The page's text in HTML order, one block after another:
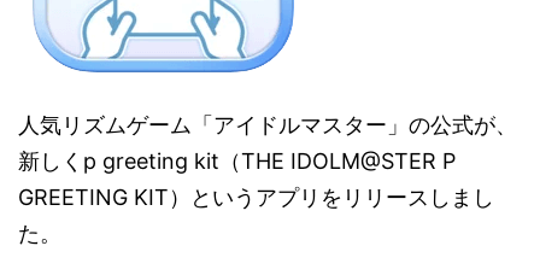
人気リズムゲーム「アイドルマスター」の公式が、
新しくp greeting kit（THE IDOLM@STER P
GREETING KIT）というアプリをリリースしまし
た。